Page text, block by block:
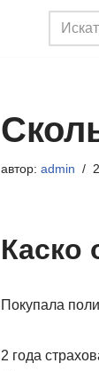
автор: admin
Каско
Покупала
2 года